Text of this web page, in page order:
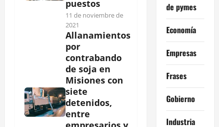
puestos
11 de noviembre de
2021
Allanamientos
por
contrabando
de soja en
Misiones con
siete
detenidos,
entre
de pymes
Economía
Empresas
Frases
Gobierno
Industria